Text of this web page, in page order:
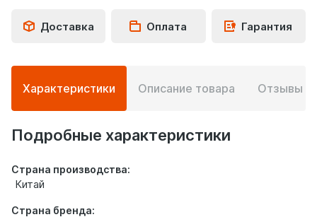
Доставка Оплата Гарантия
Подробная
информация
о
товаре
Характеристики Описание товара Отзывы
Подробные характеристики
Страна производства:
Китай
Страна бренда: